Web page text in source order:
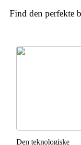
Find den perfekte
Den teknologiske